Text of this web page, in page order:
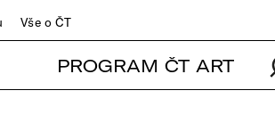
Vše o ČT
PROGRAM ČT ART